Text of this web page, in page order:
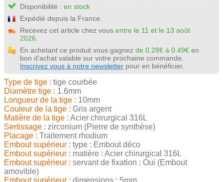
Disponibilité : en stock
Expédié depuis la France.
Recevez cet article chez vous entre le 11 et le 13 août
2026.
En achetant ce produit vous gagnez de 0.28€ à 0.49€ en
bon d'achat valable sur votre prochaine commande.
Inscrivez vous à notre newsletter pour en bénéficier.
Type de tige : tige courbée
Diamètre tige : 1.6mm
Longueur de la tige : 10mm
Couleur de la tige : Gris argent
Matière de la tige : Acier chirurgical 316L
Sertissage : zirconium (Pierre de synthèse)
Placage : Traitement rhodium
Embout supérieur : type : Embout déco
Embout supérieur : matière : Acier chirurgical 316L
Embout supérieur : servant de fixation : Oui (Embout
amovible)